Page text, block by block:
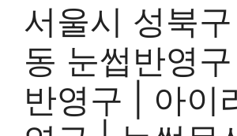
서울시 성북
동 눈썹반영
반영구 | 아이